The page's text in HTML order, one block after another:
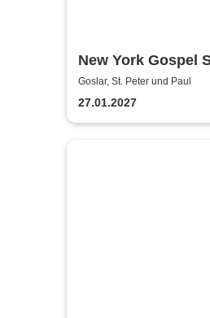
New York Gospel
Goslar, St. Peter und Paul
27.01.2027